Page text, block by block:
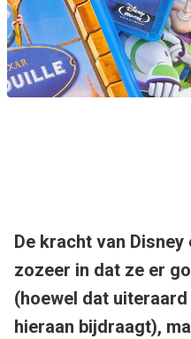
De kracht van
zozeer in dat ze er
(hoewel dat
hieraan bijdraagt),